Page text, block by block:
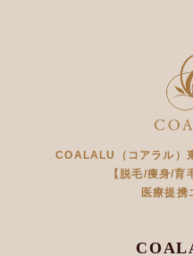
COALALU（コアラル）
【脱毛/痩身/育
医療提携